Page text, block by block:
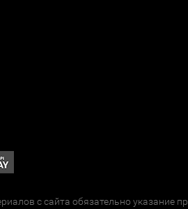
с сайта обязательно указание